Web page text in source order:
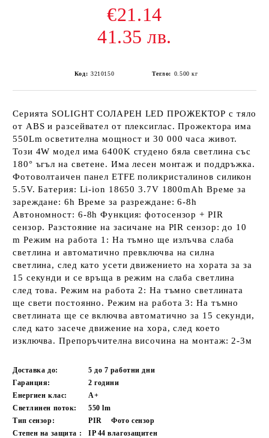
€21.14
41.35 лв.
Код: 3210150 Тегло: 0.500 кг
Серията SOLIGHT СОЛАРЕН LED ПРОЖЕКТОР с тяло
от ABS и разсейвател от плексиглас. Прожектора има
550Lm осветителна мощност и 30 000 часа живот.
Този 4W модел има 6400K студено бяла светлина със
180° ъгъл на светене. Има лесен монтаж и поддръжка.
Фотоволтаичен панел ETFE поликристалинов силикон
5.5V. Батерия: Li-ion 18650 3.7V 1800mAh Време за
зареждане: 6h Време за разреждане: 6-8h
Автономност: 6-8h Функция: фотосензор + PIR
сензор. Разстояние на засичане на PIR сензор: до 10
m Режим на работа 1: На тъмно ще излъчва слаба
светлина и автоматично превключва на силна
светлина, след като усети движението на хората за за
15 секунди и се връща в режим на слаба светлина
след това. Режим на работа 2: На тъмно светлината
ще свети постоянно. Режим на работа 3: На тъмно
светлината ще се включва автоматично за 15 секунди,
след като засече движение на хора, след което
изключва. Препоръчителна височина на монтаж: 2-3м
Доставка до: 5 до 7 работнидни
Гаранция:
2 години
Енергиен клас:
A+
Светлинен поток:
550lm
Тип сензор:
PIR
Фото сензор
Степен на защита :
IP 44 влагозащитен